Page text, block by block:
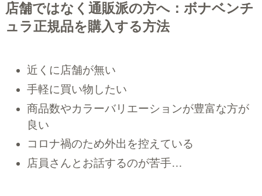
店舗ではなく通販派の方へ：ボナベンチ
ュラ正規品を購入する方法
近くに店舗が無い
手軽に買い物したい
商品数やカラーバリエーションが豊富な方が
良い
コロナ禍のため外出を控えている
店員さんとお話するのが苦手…